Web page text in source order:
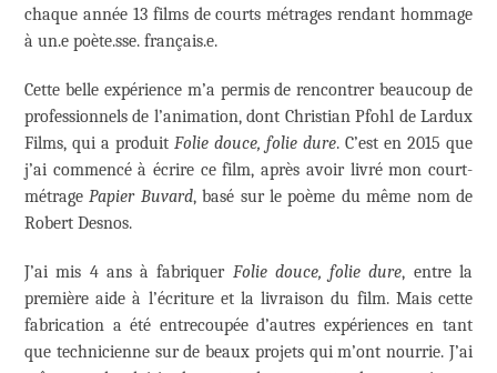
chaque année 13 films de courts métrages rendant hommage
à un.e poète.sse. français.e.
Cette belle expérience m’a permis de rencontrer beaucoup de
professionnels de l’animation, dont Christian Pfohl de Lardux
Films, qui a produit Folie douce, folie dure. C’est en 2015 que
j’ai commencé à écrire ce film, après avoir livré mon court-
métrage Papier Buvard, basé sur le poème du même nom de
Robert Desnos.
J’ai mis 4 ans à fabriquerFolie douce, folie dure, entre la
première aide à l’écriture et la livraison du film. Mais cette
fabrication a été entrecoupée d’autres expériences en tant
que technicienne sur de beaux projets qui m’ont nourrie. J’ai